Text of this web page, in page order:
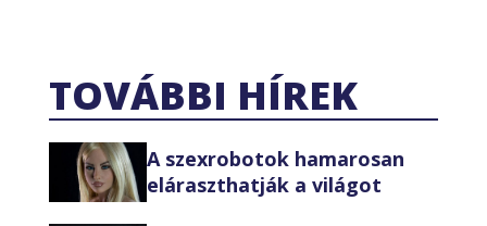
TOVÁBBI HÍREK
A szexrobotok hamarosan
eláraszthatják a világot